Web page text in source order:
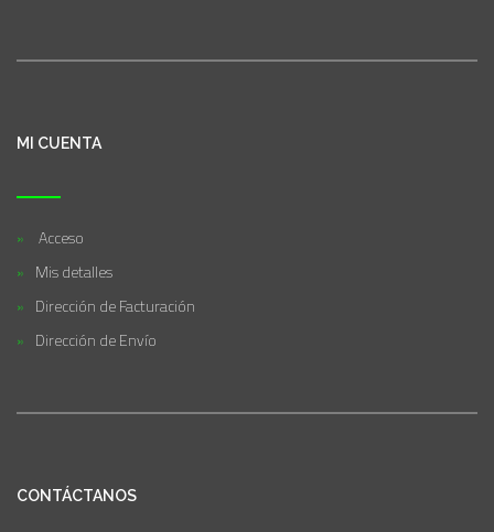
MI CUENTA
Acceso
Mis detalles
Dirección de Facturación
Dirección de Envío
CONTÁCTANOS